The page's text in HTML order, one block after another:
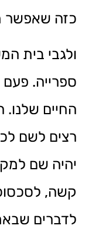
כזה שאפשר
ולגבי בית
ספרייה. פעם
החיים שלנו.
רצים לשם
יהיה שם
קשה,
לדברים